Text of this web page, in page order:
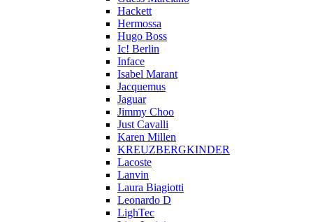
Hackett
Hermossa
Hugo Boss
Ic! Berlin
Inface
Isabel Marant
Jacquemus
Jaguar
Jimmy Choo
Just Cavalli
Karen Millen
KREUZBERGKINDER
Lacoste
Lanvin
Laura Biagiotti
Leonardo D
LighTec